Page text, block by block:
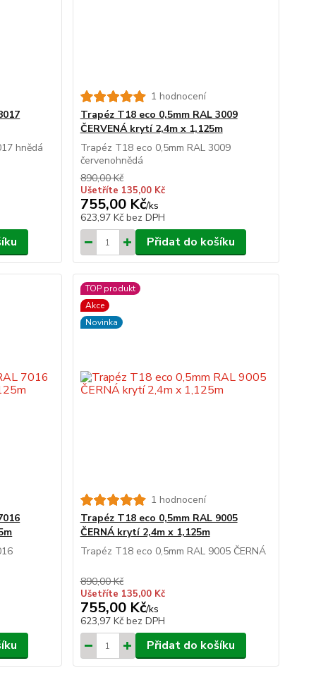
hnědá
1 hodnocení
Trapéz T18 eco 0,5mm RAL 3009
ČERVENÁ krytí 2,4m x 1,125m
Trapéz T18 eco 0,5mm RAL 3009
červenohnědá
890,00 Kč
Ušetříte 135,00 Kč
755,00 Kč/ks
623,97 Kč bez DPH
Přidat do košíku
TOP produkt
Akce
Novinka
1 hodnocení
Trapéz T18 eco 0,5mm RAL 9005
ČERNÁ krytí 2,4m x 1,125m
Trapéz T18 eco 0,5mm RAL 9005 ČERNÁ
890,00 Kč
Ušetříte 135,00 Kč
755,00 Kč/ks
623,97 Kč bez DPH
Přidat do košíku